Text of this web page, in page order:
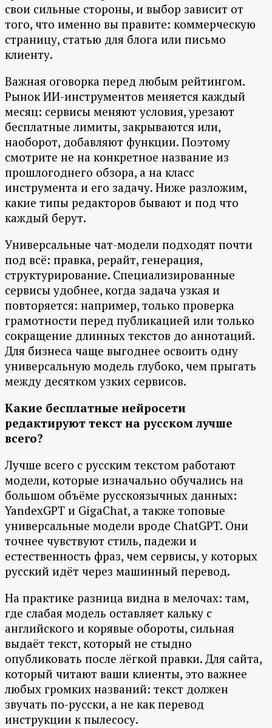
свои сильные стороны, и выбор зависит от
того, что именно вы правите: коммерческую
страницу, статью для блога или письмо
клиенту.
Важная оговорка перед любым рейтингом.
Рынок ИИ-инструментов меняется каждый
месяц: сервисы меняют условия, урезают
бесплатные лимиты, закрываются или,
наоборот, добавляют функции. Поэтому
смотрите не на конкретное название из
прошлогоднего обзора, а на класс
инструмента и его задачу. Ниже разложим,
какие типы редакторов бывают и под что
каждый берут.
Универсальные чат-модели подходят почти
под всё: правка, рерайт, генерация,
структурирование. Специализированные
сервисы удобнее, когда задача узкая и
повторяется: например, только проверка
грамотности перед публикацией или только
сокращение длинных текстов до аннотаций.
Для бизнеса чаще выгоднее освоить одну
универсальную модель глубоко, чем прыгать
между десятком узких сервисов.
Какие бесплатные нейросети
редактируют текст на русском лучше
всего?
Лучше всего с русским текстом работают
модели, которые изначально обучались на
большом объёме русскоязычных данных:
YandexGPT и GigaChat, а также топовые
универсальные модели вроде ChatGPT. Они
точнее чувствуют стиль, падежи и
естественность фраз, чем сервисы, у которых
русский идёт через машинный перевод.
На практике разница видна в мелочах: там,
где слабая модель оставляет кальку с
английского и корявые обороты, сильная
выдаёт текст, который не стыдно
опубликовать после лёгкой правки. Для сайта,
который читают ваши клиенты, это важнее
любых громких названий: текст должен
звучать по-русски, а не как перевод
инструкции к пылесосу.